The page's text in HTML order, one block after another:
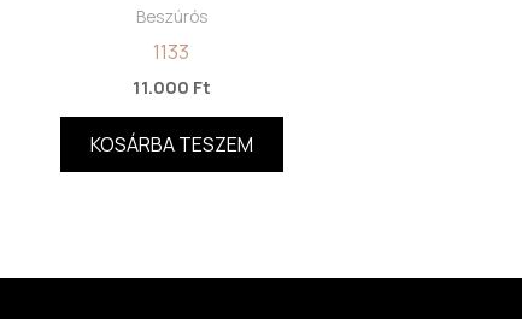
Beszúrós
1133
11.000 Ft
KOSÁRBA TESZEM